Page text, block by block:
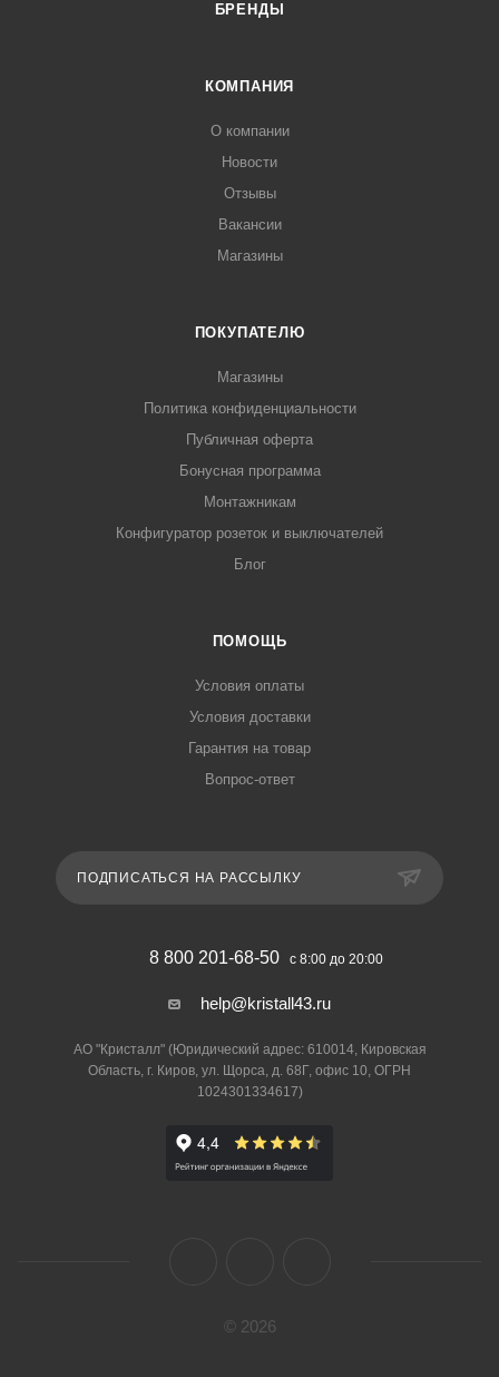
БРЕНДЫ
КОМПАНИЯ
О компании
Новости
Отзывы
Вакансии
Магазины
ПОКУПАТЕЛЮ
Магазины
Политика конфиденциальности
Публичная оферта
Бонусная программа
Монтажникам
Конфигуратор розеток и выключателей
Блог
ПОМОЩЬ
Условия оплаты
Условия доставки
Гарантия на товар
Вопрос-ответ
ПОДПИСАТЬСЯ НА РАССЫЛКУ
8 800 201-68-50 с 8:00 до 20:00
help@kristall43.ru
АО "Кристалл" (Юридический адрес: 610014, Кировская
Область, г. Киров, ул. Щорса, д. 68Г, офис 10, ОГРН
1024301334617)
© 2026